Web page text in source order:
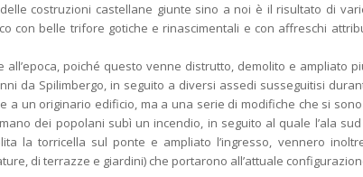
costruzioni castellane giunte sino a noi è il risultato di
con belle trifore gotiche e rinascimentali e con affreschi
poiché questo venne distrutto, demolito e ampliato
da Spilimbergo, in seguito a diversi assedi susseguitisi
a un originario edificio, ma a una serie di modifiche che si
dei popolani subì un incendio, in seguito al quale l’ala
la torricella sul ponte e ampliato l’ingresso, vennero
di terrazze e giardini) che portarono all’attuale